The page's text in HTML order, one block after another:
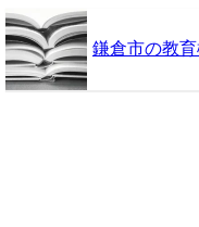
鎌倉市の教